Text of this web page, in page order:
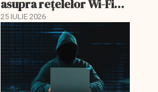
asupra rețelelor Wi-Fi
gratuite
25 IULIE 2026